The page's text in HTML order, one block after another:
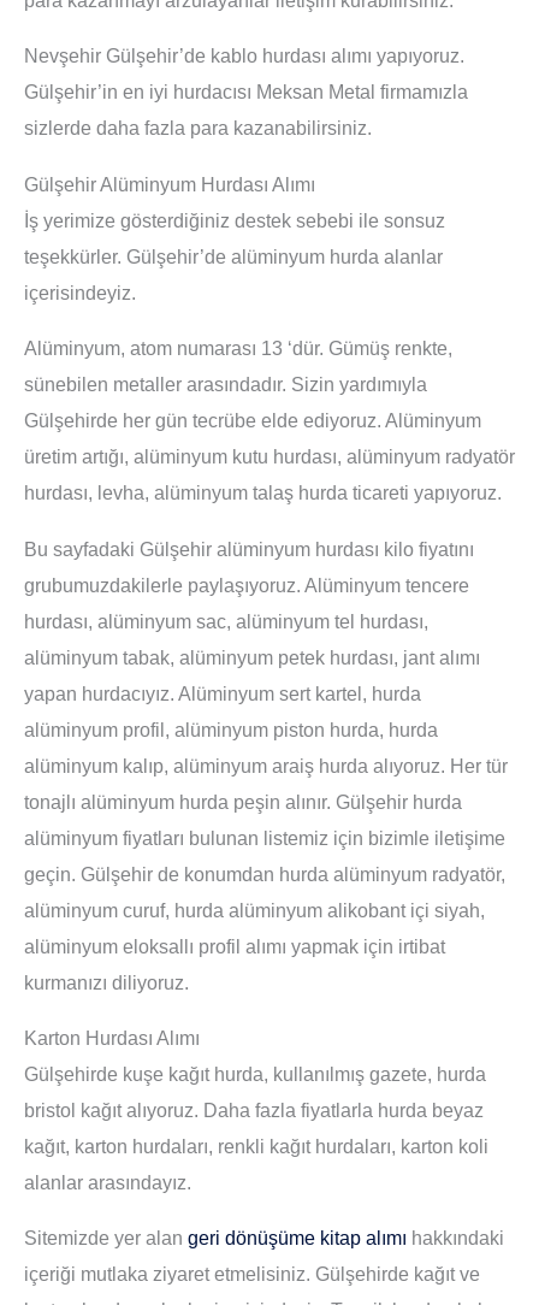
Nevşehir Gülşehir’de kablo hurdası alımı yapıyoruz.
Gülşehir’in en iyi hurdacısı Meksan Metal firmamızla
sizlerde daha fazla para kazanabilirsiniz.
Gülşehir Alüminyum Hurdası Alımı
İş yerimize gösterdiğiniz destek sebebi ile sonsuz
teşekkürler. Gülşehir’de alüminyum hurda alanlar
içerisindeyiz.
Alüminyum, atom numarası 13 ‘dür. Gümüş renkte,
sünebilen metaller arasındadır. Sizin yardımıyla
Gülşehirde her gün tecrübe elde ediyoruz. Alüminyum
üretim artığı, alüminyum kutu hurdası, alüminyum radyatör
hurdası, levha, alüminyum talaş hurda ticareti yapıyoruz.
Bu sayfadaki Gülşehir alüminyum hurdası kilo fiyatını
grubumuzdakilerle paylaşıyoruz. Alüminyum tencere
hurdası, alüminyum sac, alüminyum tel hurdası,
alüminyum tabak, alüminyum petek hurdası, jant alımı
yapan hurdacıyız. Alüminyum sert kartel, hurda
alüminyum profil, alüminyum piston hurda, hurda
alüminyum kalıp, alüminyum araiş hurda alıyoruz. Her tür
tonajlı alüminyum hurda peşin alınır. Gülşehir hurda
alüminyum fiyatları bulunan listemiz için bizimle iletişime
geçin. Gülşehir de konumdan hurda alüminyum radyatör,
alüminyum curuf, hurda alüminyum alikobant içi siyah,
alüminyum eloksallı profil alımı yapmak için irtibat
kurmanızı diliyoruz.
Karton Hurdası Alımı
Gülşehirde kuşe kağıt hurda, kullanılmış gazete, hurda
bristol kağıt alıyoruz. Daha fazla fiyatlarla hurda beyaz
kağıt, karton hurdaları, renkli kağıt hurdaları, karton koli
alanlar arasındayız.
Sitemizde yer alan geri dönüşüme kitap alımı hakkındaki
içeriği mutlaka ziyaret etmelisiniz. Gülşehirde kağıt ve